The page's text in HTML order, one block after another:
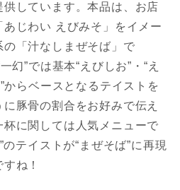
しています。本品は、お店
じわい えびみそ」をイメー
「汁なしまぜそば」で
幻”では基本“えびしお”・“え
からベースとなるテイストを
豚骨の割合をお好みで伝え
に関しては人気メニューで
テイストが“まぜそば”に再現
ね！